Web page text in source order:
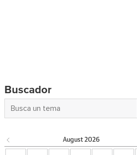
Buscador
August 2026